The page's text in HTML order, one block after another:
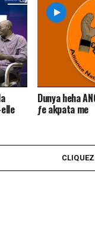
Dunya heha
ƒe akpata me